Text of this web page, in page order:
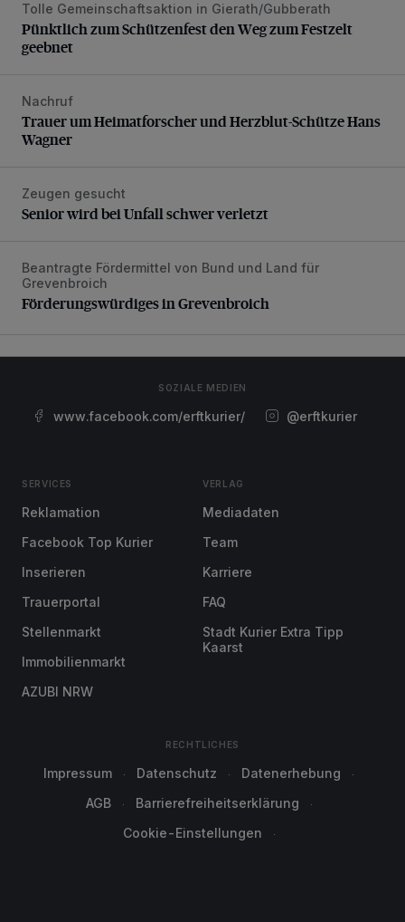
Pünktlich zum Schützenfest den Weg zum Festzelt
Tolle Gemeinschaftsaktion in Gierath/Gubberath
Pünktlich zum Schützenfest den Weg zum Festzelt
geebnet
Trauer um Heimatforscher und Herzblut-Schütze Hans
Nachruf
Trauer um Heimatforscher und Herzblut-Schütze Hans
Wagner
Senior wird bei Unfall schwer verletzt
Zeugen gesucht
Senior wird bei Unfall schwer verletzt
Förderungswürdiges in Grevenbroich
Beantragte Fördermittel von Bund und Land für
Grevenbroich
Förderungswürdiges in Grevenbroich
SOZIALE MEDIEN
www.facebook.com/erftkurier/ @erftkurier
SERVICES
Reklamation
Facebook Top Kurier
Inserieren
Trauerportal
Stellenmarkt
Immobilienmarkt
AZUBI NRW
VERLAG
Mediadaten
Team
Karriere
FAQ
Stadt Kurier Extra Tipp
Kaarst
RECHTLICHES
Impressum Datenschutz
Datenerhebung
AGB
Barrierefreiheitserklärung
Cookie-Einstellungen